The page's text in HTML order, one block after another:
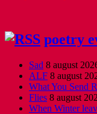
poetry
Sad 8 august
ALF 8 august
What You Send
Flies 8 august
When Winter